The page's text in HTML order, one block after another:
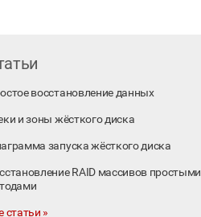
восстановление данных
и зоны жёсткого диска
запуска жёсткого диска
RAID массивов простыми
статьи »